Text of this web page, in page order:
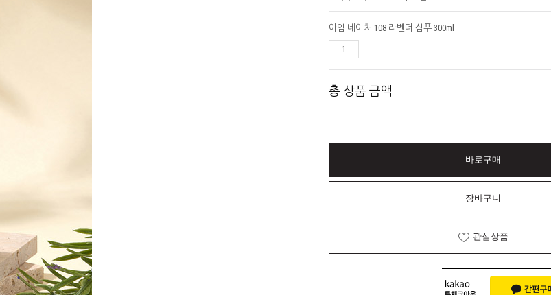
아임 네이처 108 라벤더 샴푸 300ml
총 상품 금액
바로구매
장바구니
관심상품